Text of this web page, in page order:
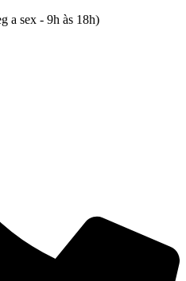
a sex - 9h às 18h)